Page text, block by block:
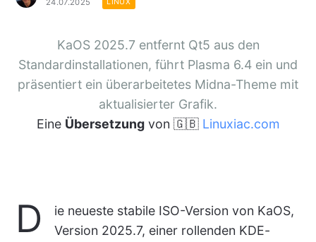
LINUX
KaOS 2025.7 entfernt Qt5 aus den
Standardinstallationen, führt Plasma 6.4 ein und
präsentiert ein überarbeitetes Midna-Theme mit
aktualisierter Grafik.
Eine Übersetzungvon 🇬🇧 Linuxiac.com
D
ie neueste stabile ISO-Version von KaOS,
Version 2025.7, einer rollenden KDE-